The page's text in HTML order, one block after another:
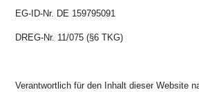
EG-ID-Nr. DE 159795091
DREG-Nr. 11/075 (§6 TKG)
Verantwortlich für den Inhalt dieser Website